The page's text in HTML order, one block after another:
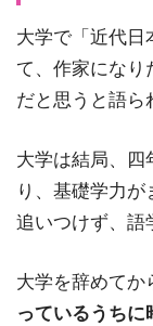
大学で「近代日
て、作家になり
だと思うと語ら
大学は結局、四
り、基礎学力
追いつけず、語
大学を辞めてか
っているうちに